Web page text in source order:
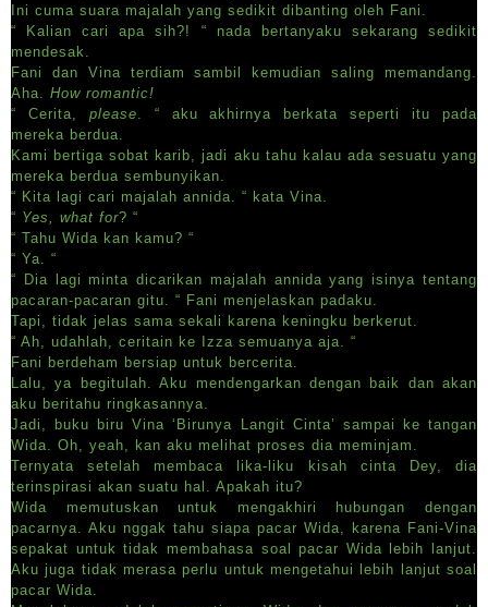
Ini cuma suara majalah yang sedikit dibanting oleh Fani.
“ Kalian cari apa sih?! “ nada bertanyaku sekarang sedikit
mendesak.
Fani dan Vina terdiam sambil kemudian saling memandang.
Aha. How romantic!
“ Cerita, please . “ aku akhirnya berkata seperti itu pada
mereka berdua.
Kami bertiga sobat karib, jadi aku tahu kalau ada sesuatu yang
mereka berdua sembunyikan.
“ Kita lagi cari majalah annida. “ kata Vina.
“ Yes, what for? “
“ Tahu Wida kan kamu? “
“ Ya. “
“ Dia lagi minta dicarikan majalah annida yang isinya tentang
pacaran-pacaran gitu. “ Fani menjelaskan padaku.
Tapi, tidak jelas sama sekali karena keningku berkerut.
“ Ah, udahlah, ceritain ke Izza semuanya aja. “
Fani berdeham bersiap untuk bercerita.
Lalu, ya begitulah. Aku mendengarkan dengan baik dan akan
aku beritahu ringkasannya.
Jadi, buku biru Vina ‘Birunya Langit Cinta’ sampai ke tangan
Wida. Oh, yeah, kan aku melihat proses dia meminjam.
Ternyata setelah membaca lika-liku kisah cinta Dey, dia
terinspirasi akan suatu hal. Apakah itu?
Wida memutuskan untuk mengakhiri hubungan dengan
pacarnya. Aku nggak tahu siapa pacar Wida, karena Fani-Vina
sepakat untuk tidak membahasa soal pacar Wida lebih lanjut.
Aku juga tidak merasa perlu untuk mengetahui lebih lanjut soal
pacar Wida.